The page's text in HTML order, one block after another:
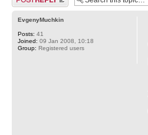
EvgenyMuchkin
Posts: 41
Joined: 09 Jan 2008, 10:18
Group: Registered users